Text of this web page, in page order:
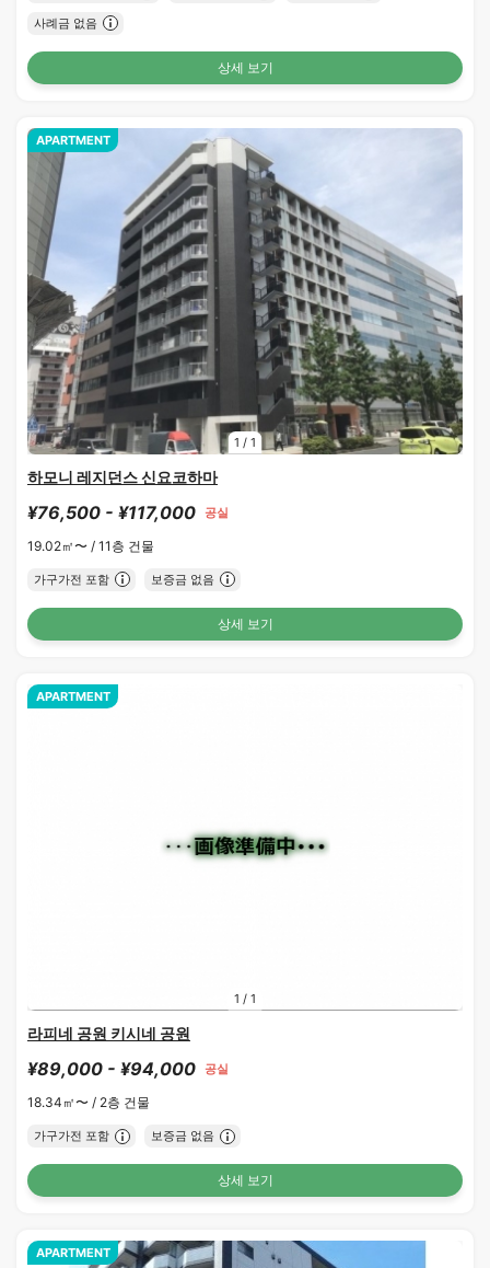
사례금 없음
상세 보기
1 / 1
APARTMENT
하모니 레지던스 신요코하마
¥76,500 - ¥117,000 공실
19.02㎡〜 / 11층 건물
가구가전 포함 보증금 없음
상세 보기
1 / 1
APARTMENT
라피네 공원 키시네 공원
¥89,000 - ¥94,000 공실
18.34㎡〜 / 2층 건물
가구가전 포함 보증금 없음
상세 보기
APARTMENT